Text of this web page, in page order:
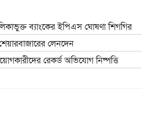
ব্যাংকের ইপিএস ঘোষণা শিগগির
লেনদেন
রেকর্ড অভিযোগ নিষ্পত্তি